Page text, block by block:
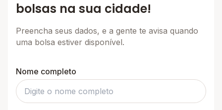
bolsas na sua cidade!
Preencha seus dados, e a gente te avisa quando
uma bolsa estiver disponível.
Nome completo